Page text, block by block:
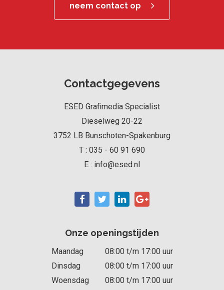
neem contact op
Contactgegevens
ESED Grafimedia Specialist
Dieselweg 20-22
3752 LB Bunschoten-Spakenburg
T : 035 - 60 91 690
E : info@esed.nl
Onze openingstijden
Maandag
08:00 t/m 17:00 uur
Dinsdag
08:00 t/m 17:00 uur
Woensdag
08:00 t/m 17:00 uur